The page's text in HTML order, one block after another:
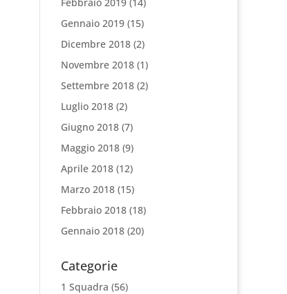
Gennaio 2019(15)
Dicembre 2018(2)
Novembre 2018(1)
Settembre 2018(2)
Luglio 2018(2)
Giugno 2018(7)
Maggio 2018(9)
Aprile 2018(12)
Marzo 2018(15)
Febbraio 2018(18)
Gennaio 2018(20)
Categorie
1 Squadra (56)